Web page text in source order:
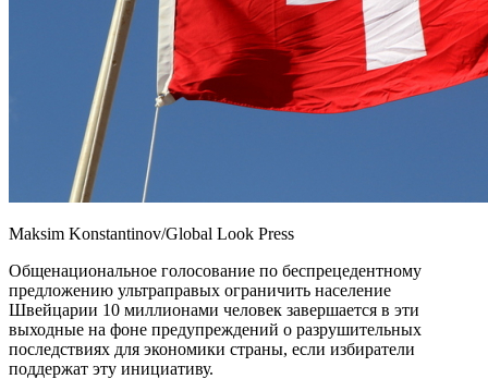
Maksim Konstantinov/Global Look Press
Общенациональное голосование по беспрецедентному
предложению ультраправых ограничить население
Швейцарии 10 миллионами человек завершается в эти
выходные на фоне предупреждений о разрушительных
последствиях для экономики страны, если избиратели
поддержат эту инициативу.